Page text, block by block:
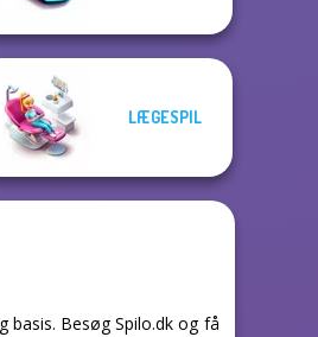
LÆGESPIL
basis. Besøg Spilo.dk og få